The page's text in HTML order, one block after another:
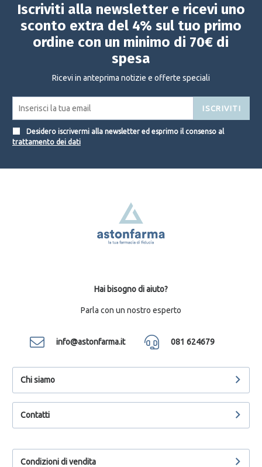
Iscriviti alla newsletter e ricevi uno
sconto extra del 4% sul tuo primo
ordine con un minimo di 70€ di
spesa
Ricevi in anteprima notizie e offerte speciali
ISCRIVITI
Desidero iscrivermi alla newsletter ed esprimo il consenso al
trattamento dei dati
Hai bisogno di aiuto?
Parla con un nostro esperto
info@astonfarma.it 081 624679
Chi siamo
Contatti
Condizioni di vendita